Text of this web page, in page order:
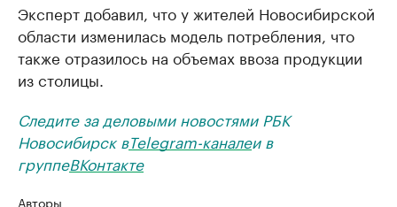
Эксперт добавил, что у жителей Новосибирской
области изменилась модель потребления, что
также отразилось на объемах ввоза продукции
из столицы.
Следите за деловыми новостями РБК
Новосибирск вTelegram-каналеи в
группеВКонтакте
Авторы